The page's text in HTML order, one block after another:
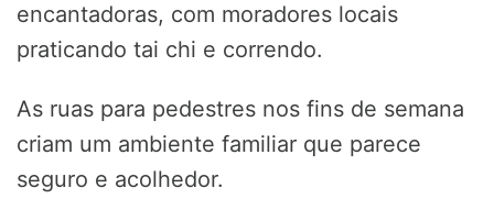
encantadoras, com moradores locais
praticando tai chi e correndo.
As ruas para pedestres nos fins de semana
criam um ambiente familiar que parece
seguro e acolhedor.